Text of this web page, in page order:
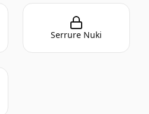
Serrure Nuki